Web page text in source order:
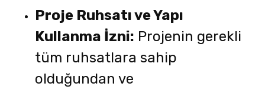
Proje Ruhsatı ve Yapı
Kullanma İzni: Projenin gerekli
tüm ruhsatlara sahip
olduğundan ve